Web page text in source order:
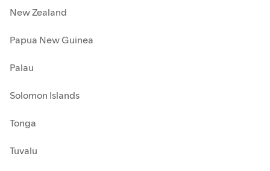
New Zealand
Papua New Guinea
Palau
Solomon Islands
Tonga
Tuvalu